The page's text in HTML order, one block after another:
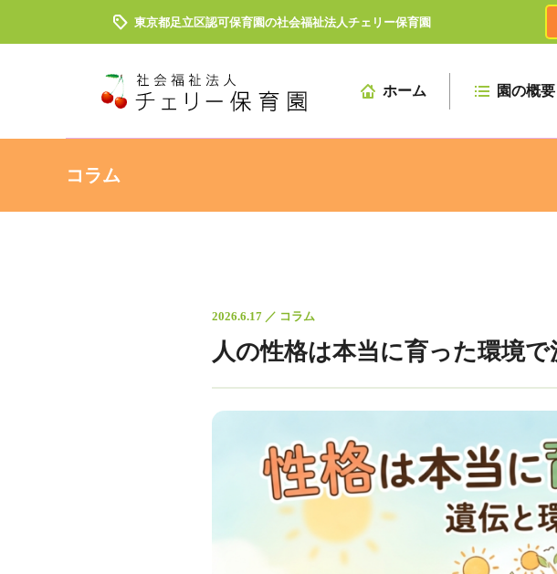
東京都足立区認可保育園の社会福祉法人チェリー保育園
ホーム 園の概要
コラム
2026.6.17 ／ コラム
人の性格は本当に育った環境